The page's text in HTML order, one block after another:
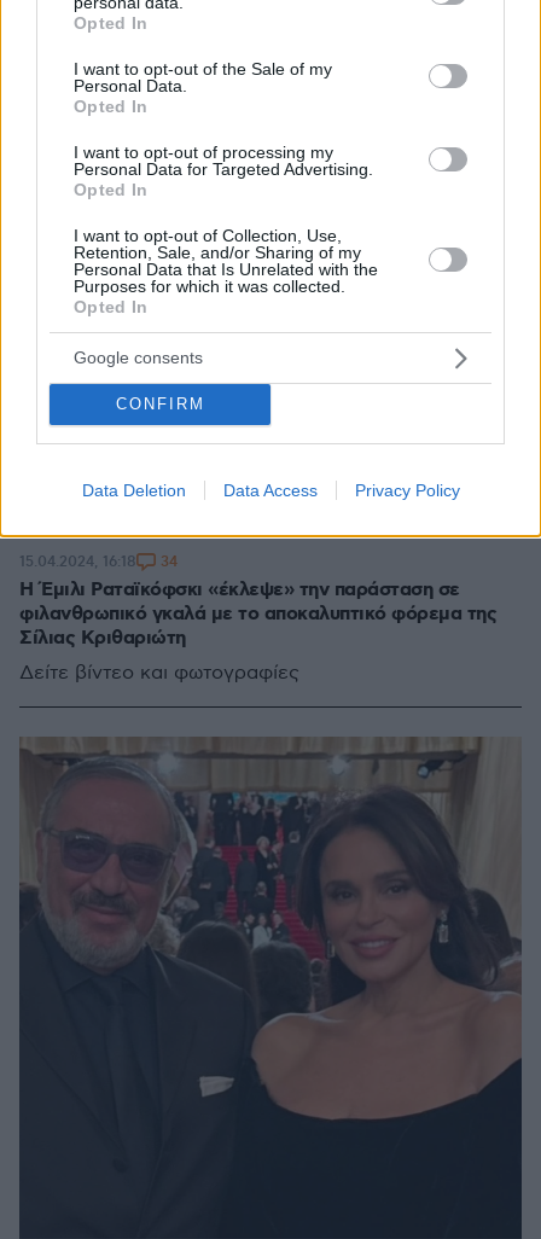
grant or deny consent to Google and its third-party tags to
use your data for below specified purposes in below Google
consent section.
Opted In
I want to opt-out of the Sale of my
Personal Data.
Opted In
I want to opt-out of processing my
Personal Data for Targeted Advertising.
Opted In
I want to opt-out of Collection, Use,
Retention, Sale, and/or Sharing of my
Personal Data that Is Unrelated with the
Purposes for which it was collected.
Opted In
Google consents
CONFIRM
Data Deletion Data Access Privacy Policy
Η Έμιλι Ραταϊκόφσκι «έκλεψε» την παράσταση σε
φιλανθρωπικό γκαλά με το αποκαλυπτικό φόρεμα της
Σίλιας Κριθαριώτη
Δείτε βίντεο και φωτογραφίες
15.04.2024, 16:18 34